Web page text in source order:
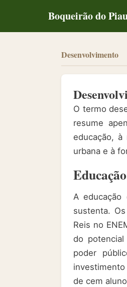
Boqueirão do
Desenvolvimento
O termo
resume
educação,
urbana e à
A
sustenta.
Reis no
do
poder
de cem